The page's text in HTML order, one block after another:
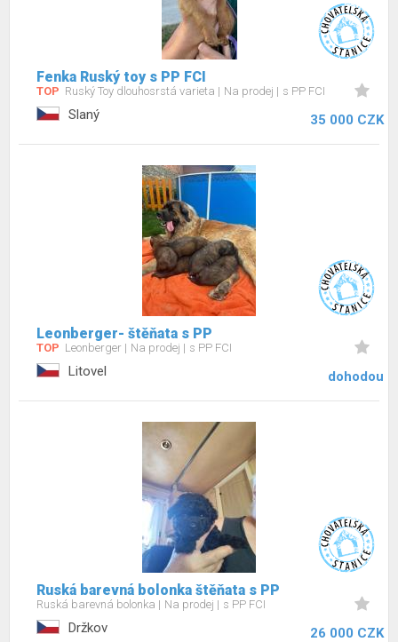
Fenka Ruský toy s PP FCI
TOP Ruský Toy dlouhosrstá varieta Na prodej s PP FCI
Slaný 35 000 CZK
Leonberger- štěňata s PP
TOP Leonberger Na prodej s PP FCI
Litovel dohodou
Ruská barevná bolonka štěňata s PP
Ruská barevná bolonka Na prodej s PP FCI
Držkov 26 000 CZK